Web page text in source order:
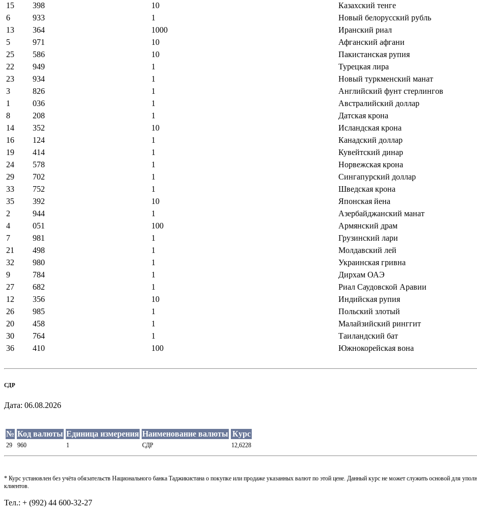
15
398 10 Казахский тенге
6
933 1 Новый белорусский рубль
13
364 1000 Иранский риал
5
971 10 Афганский афгани
25
586 10 Пакистанская рупия
22
949 1 Турецкая лира
23
934 1 Новый туркменский манат
3
826 1 Английский фунт стерлингов
1
036 1 Австралийский доллар
8
208 1 Датская крона
14
352 10 Исландская крона
16
124 1 Канадский доллар
19
414 1 Кувейтский динар
24
578 1 Норвежская крона
29
702 1 Сингапурский доллар
33
752 1 Шведская крона
35
392 10 Японская йена
2
944 1 Азербайджанский манат
4
051 100 Армянский драм
7
981 1 Грузинский лари
21
498 1 Молдавский лей
32
980 1 Украинская гривна
9
784 1 Дирхам ОАЭ
27
682 1 Риал Саудовской Аравии
12
356 10 Индийская рупия
26
985 1 Польский злотый
20
458 1 Малайзийский ринггит
30
764 1 Таиландский бат
36
410 100 Южнокорейская вона
СДР
Дата: 06.08.2026
№ Код валюты Единица измерения Наименование валюты Курс
29 960 1 СДР 12,6228
* Курс установлен без учёта обязательств Национального банка Таджикистана о покупке или продаже указанных валют по этой цене. Данный курс не может служить основой для
клиентов.
Тел.: + (992) 44 600-32-27